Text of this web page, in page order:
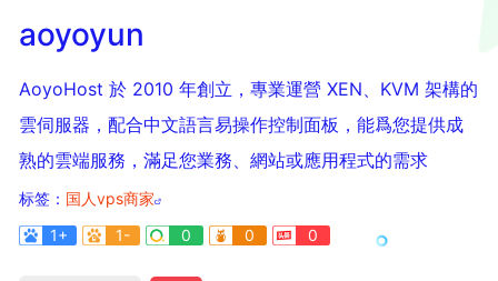
aoyoyun
AoyoHost 於 2010 年創立，專業運營 XEN、KVM 架構的
雲伺服器，配合中文語言易操作控制面板，能爲您提供成
熟的雲端服務，滿足您業務、網站或應用程式的需求
标签： 国人vps商家
1+
1- 0 0 0